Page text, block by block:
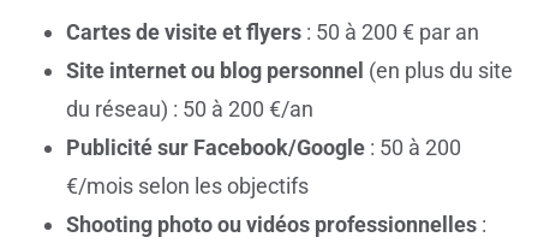
Cartes de visite et flyers : 50 à 200 € par an
Site internet ou blog personnel (en plus du site
du réseau) : 50 à 200 €/an
Publicité sur Facebook/Google : 50 à 200
€/mois selon les objectifs
Shooting photo ou vidéos professionnelles :